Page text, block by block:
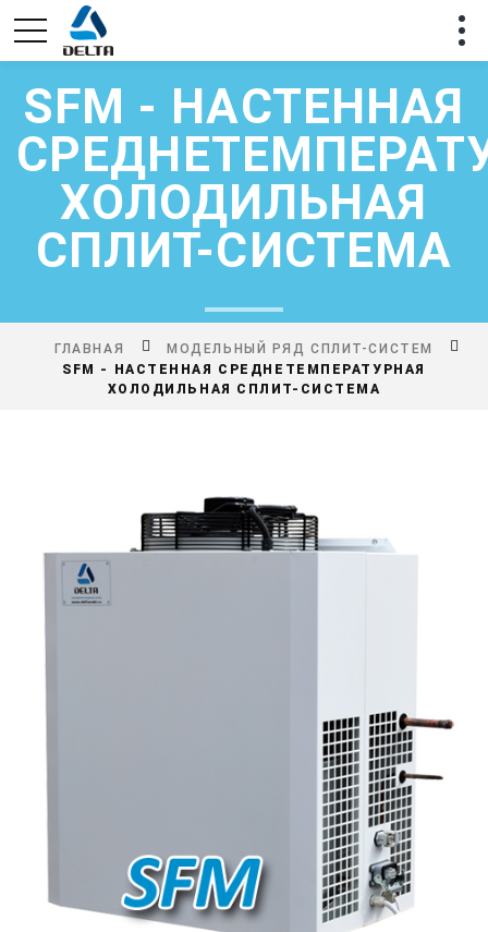
SFM - НАСТЕННАЯ
ХОЛОДИЛЬНАЯ
СПЛИТ-СИСТЕМА
ГЛАВНАЯ
МОДЕЛЬНЫЙ РЯД СПЛИТ-СИСТЕМ
SFM - НАСТЕННАЯ СРЕДНЕТЕМПЕРАТУРНАЯ
ХОЛОДИЛЬНАЯ СПЛИТ-СИСТЕМА